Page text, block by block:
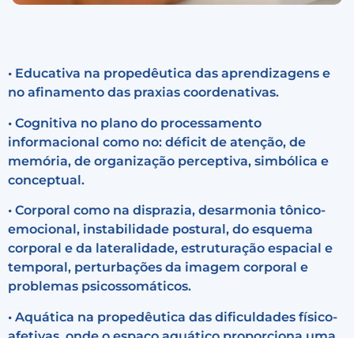
• Educativa na propedêutica das aprendizagens e
no afinamento das praxias coordenativas.
• Cognitiva no plano do processamento
informacional como no: déficit de atenção, de
memória, de organização perceptiva, simbólica e
conceptual.
• Corporal como na disprazia, desarmonia tônico-
emocional, instabilidade postural, do esquema
corporal e da lateralidade, estruturação espacial e
temporal, perturbações da imagem corporal e
problemas psicossomáticos.
• Aquática na propedêutica das dificuldades físico-